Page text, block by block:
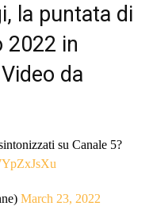
la puntata di
2022 in
da
su Canale 5?
March 23, 2022